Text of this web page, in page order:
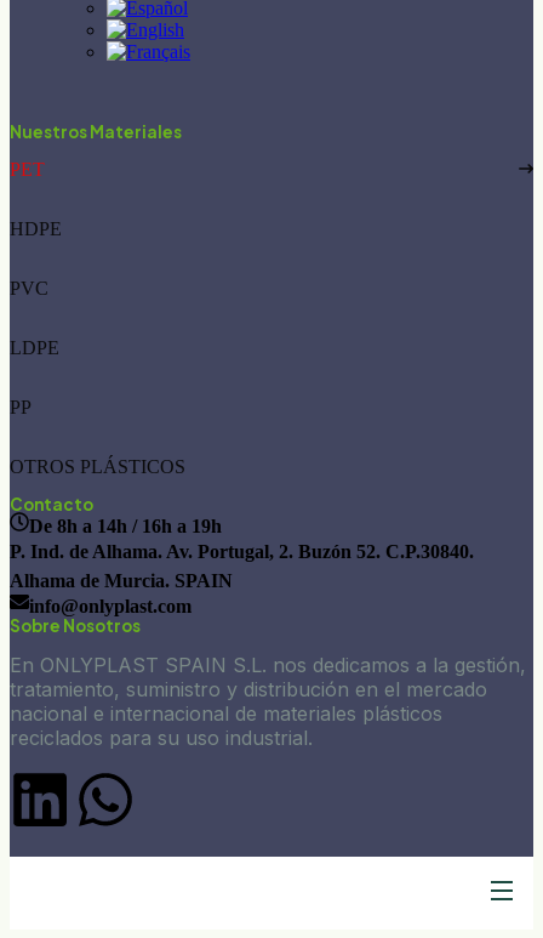
Nuestros Materiales
PET
HDPE
PVC
LDPE
PP
OTROS PLÁSTICOS
Contacto
De 8h a 14h / 16h a 19h
P. Ind. de Alhama. Av. Portugal, 2. Buzón 52. C.P.30840.
Alhama de Murcia. SPAIN
info@onlyplast.com
Sobre Nosotros
En ONLYPLAST SPAIN S.L. nos dedicamos a la gestión,
tratamiento, suministro y distribución en el mercado
nacional e internacional de materiales plásticos
reciclados para su uso industrial.